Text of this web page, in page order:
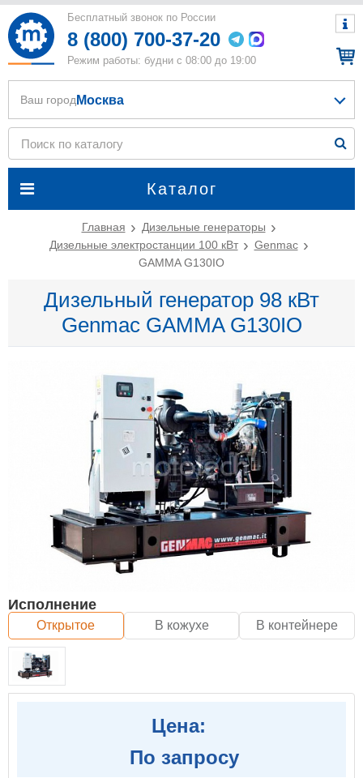
Бесплатный звонок по России
8 (800) 700-37-20
Режим работы: будни с 08:00 до 19:00
Каталог
Ваш город Москва
Главная
Дизельные генераторы
Дизельные электростанции 100 кВт
Genmac
GAMMA G130IO
Дизельный генератор 98 кВт
Genmac GAMMA G130IO
Исполнение
Открытое В кожухе В контейнере
Цена:
По запросу